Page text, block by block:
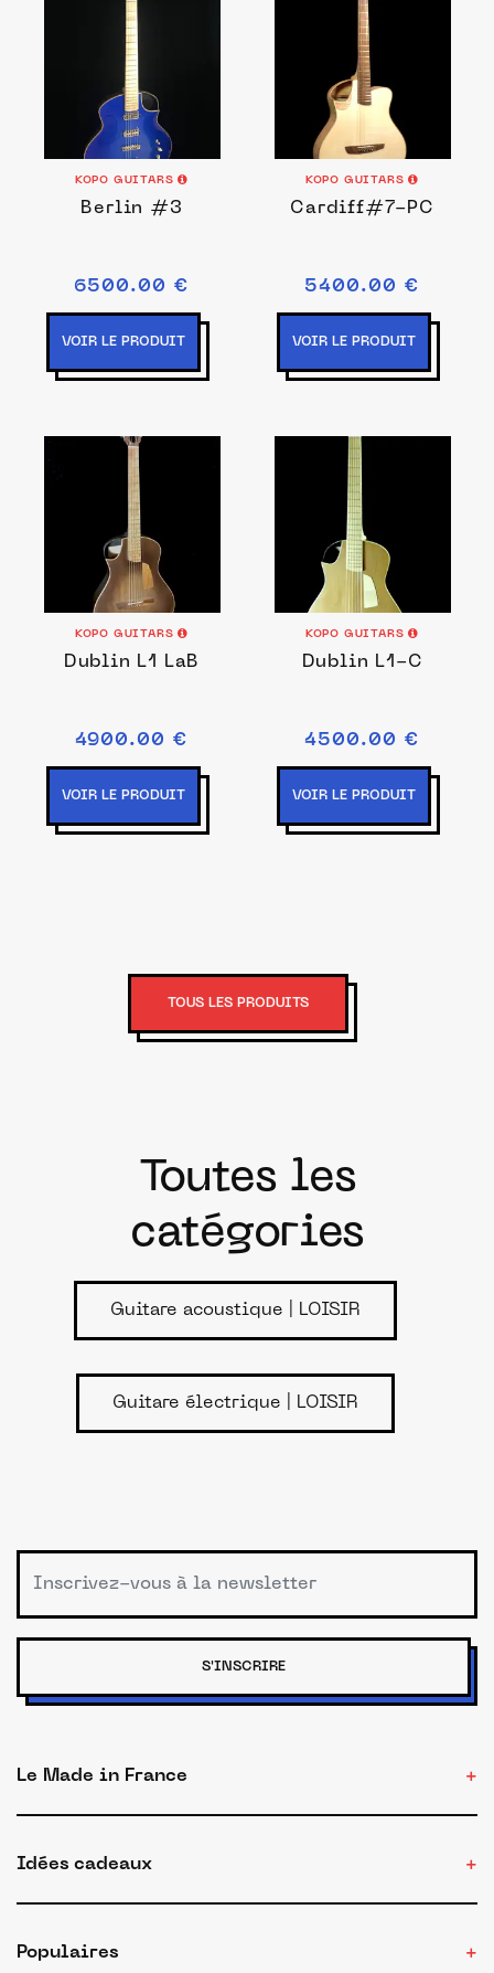
KOPO GUITARS
Berlin #3
6500.00 €
VOIR LE PRODUIT
KOPO GUITARS
Cardiff#7-PC
5400.00 €
VOIR LE PRODUIT
KOPO GUITARS
Dublin L1 LaB
4900.00 €
VOIR LE PRODUIT
KOPO GUITARS
Dublin L1-C
4500.00 €
VOIR LE PRODUIT
TOUS LES PRODUITS
Toutes les
catégories
Guitare acoustique | LOISIR
Guitare électrique | LOISIR
S'INSCRIRE
Le Made in France
Idées cadeaux
Populaires